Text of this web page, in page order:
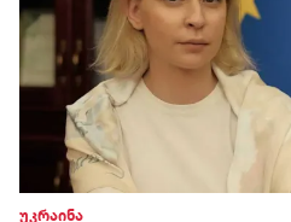
უკრაინა